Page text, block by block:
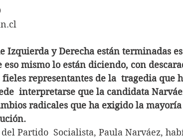
Izquierda y Derecha están terminadas
eso mismo lo están diciendo, con
fieles representantes de la  tragedia que
interpretarse que la candidata
radicales que ha exigido la
Partido  Socialista, Paula Narváez,